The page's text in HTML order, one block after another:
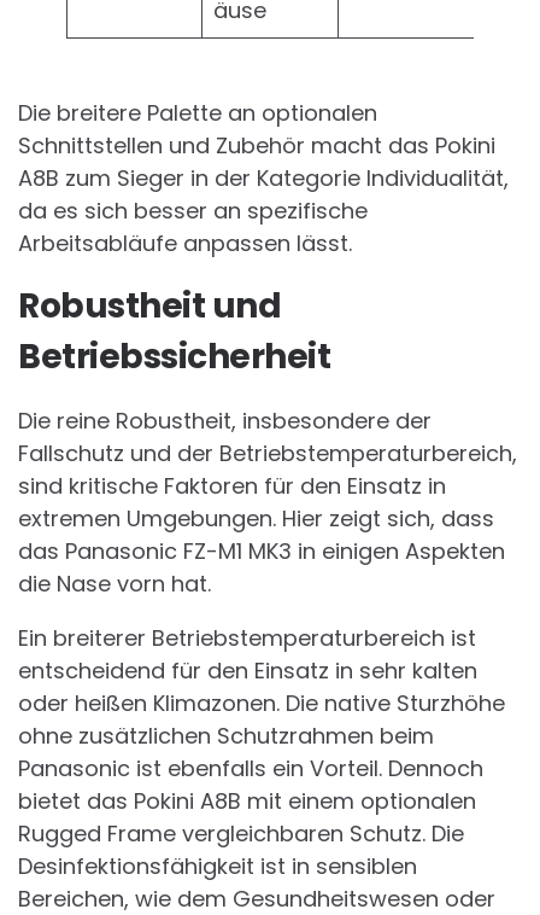
äuse
Die breitere Palette an optionalen
Schnittstellen und Zubehör macht das Pokini
A8B zum Sieger in der Kategorie Individualität,
da es sich besser an spezifische
Arbeitsabläufe anpassen lässt.
Robustheit und
Betriebssicherheit
Die reine Robustheit, insbesondere der
Fallschutz und der Betriebstemperaturbereich,
sind kritische Faktoren für den Einsatz in
extremen Umgebungen. Hier zeigt sich, dass
das Panasonic FZ-M1 MK3 in einigen Aspekten
die Nase vorn hat.
Ein breiterer Betriebstemperaturbereich ist
entscheidend für den Einsatz in sehr kalten
oder heißen Klimazonen. Die native Sturzhöhe
ohne zusätzlichen Schutzrahmen beim
Panasonic ist ebenfalls ein Vorteil. Dennoch
bietet das Pokini A8B mit einem optionalen
Rugged Frame vergleichbaren Schutz. Die
Desinfektionsfähigkeit ist in sensiblen
Bereichen, wie dem Gesundheitswesen oder